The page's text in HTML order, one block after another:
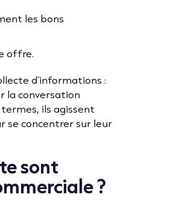
les bons
offre.
d’informations :
la conversation
termes, ils agissent
se concentrer sur leur
sont
?